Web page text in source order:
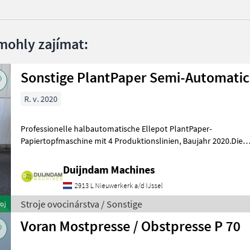
zajímat:
Sonstige PlantPaper Semi-Automatic
R. v. 2020
Professionelle halbautomatische Ellepot PlantPaper-
Papiertopfmaschine mit 4 Produktionslinien, Baujahr 2020.Die
Duijndam Machines
2913 L Nieuwerkerk a/d IJssel
Stroje ovocinárstva / Sonstige
Voran Mostpresse / Obstpresse P 70